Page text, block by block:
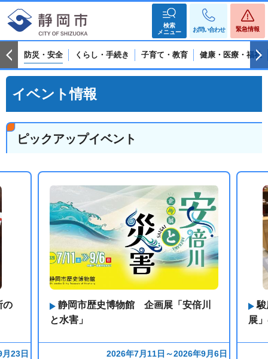
検索
メニュー
お問い合わせ 緊急情報
防災・安全 くらし・手続き 子育て・教育 健康・医療・福祉
イベント情報
ピックアップイベント
の
23日
静岡市歴史博物館 企画展「安倍川
と水害」
2026年7月11日～2026年9月6日
駿
展